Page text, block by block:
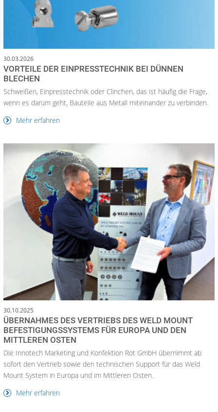
30.03.2026
VORTEILE DER EINPRESSTECHNIK BEI DÜNNEN
BLECHEN
Schweißen, Einpresstechnik oder Clinchen, das ist häufig die Frage,
wenn es darum geht, Bauteile aus Metall miteinander zu verbinden.
Mehr erfahren
30.10.2025
ÜBERNAHMES DES VERTRIEBS DES WELD MOUNT
BEFESTIGUNGSSYSTEMS FÜR EUROPA UND DEN
MITTLEREN OSTEN
Die Innotech Marketing und Konfektion Rot GmbH übernimmt ab
sofort den Vertrieb sowie den technischen Support für das Weld
Mount System in Europa und im Mittleren Osten.
Mehr erfahren